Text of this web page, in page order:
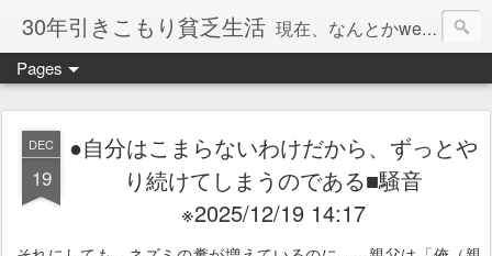
30年引きこもり貧乏生活 現在、なんとかweb系の仕事で食べています。このブログで扱う問題は「この世とはなにか」「人生とはなにか」「人間とはなにか」「強迫神経症の原因と解決法」「うつ病の原因と寄り添う方法」「家族の問題」などについてです。
Pages
DEC
19
●自分はこまらないわけだから、ずっとや
り続けてしまうのである■騒音
※2025/12/19 14:17